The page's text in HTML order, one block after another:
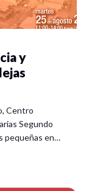
y
Centro
Segundo
pequeñas en…